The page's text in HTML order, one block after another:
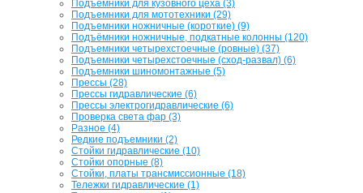
Подъемники для кузовного цеха (3)
Подъемники для мототехники (29)
Подъемники ножничные (короткие) (9)
Подъёмники ножничные, подкатные колонны (120)
Подъемники четырехстоечные (ровные) (37)
Подъемники четырехстоечные (сход-развал) (6)
Подъемники шиномонтажные (5)
Прессы (28)
Прессы гидравлические (6)
Прессы электрогидравлические (6)
Проверка света фар (3)
Разное (4)
Редкие подъемники (2)
Стойки гидравлические (10)
Стойки опорные (8)
Стойки, платы трансмиссионные (18)
Тележки гидравлические (1)